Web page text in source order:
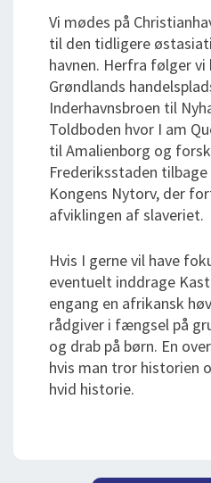
Vi mødes på
til den tidligere
havnen. Herfra følger vi
Grøndlands
Inderhavnsbroen til
Toldboden hvor I am
til Amalienborg og
Frederiksstaden
Kongens Nytorv, der
afviklingen af slaveriet.
Hvis I gerne vil have
eventuelt inddrage
engang en afrikansk
rådgiver i fængsel på
og drab på børn. En
hvis man tror historien
hvid historie.